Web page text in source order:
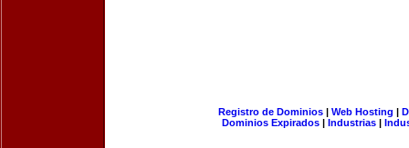
Registro de Dominios| Web Hosting |
Dominios Expirados | Industrias |